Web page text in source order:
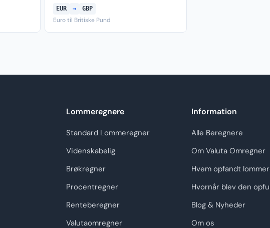
EUR → GBP
Euro til Britiske Pund
Lommeregnere
Standard Lommeregner
Videnskabelig
Brøkregner
Procentregner
Renteberegner
Valutaomregner
Information
Alle Beregnere
Om Valuta Omregner
Hvem opfandt
Hvornår blev den
Blog & Nyheder
Om os